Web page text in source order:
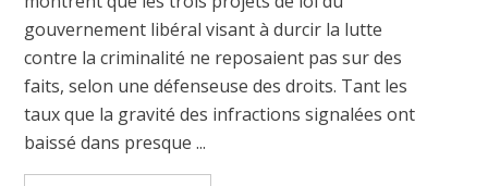
gouvernement libéral visant à durcir la lutte
contre la criminalité ne reposaient pas sur des
faits, selon une défenseuse des droits. Tant les
taux que la gravité des infractions signalées ont
baissé dans presque ...